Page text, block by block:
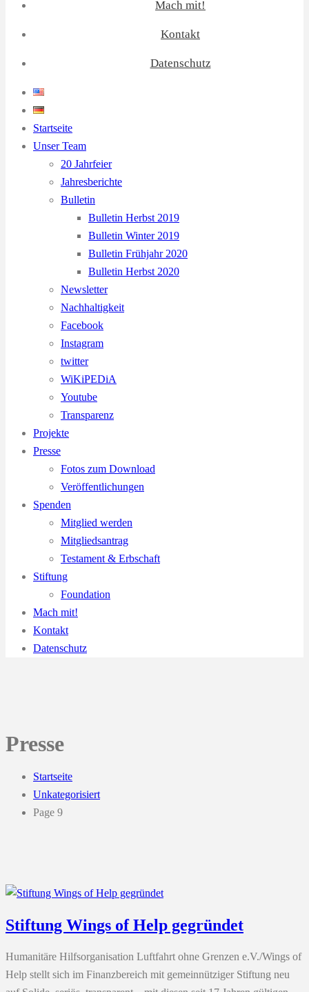
Mach mit!
Kontakt
Datenschutz
Startseite
Unser Team
20 Jahrfeier
Jahresberichte
Bulletin
Bulletin Herbst 2019
Bulletin Winter 2019
Bulletin Frühjahr 2020
Bulletin Herbst 2020
Newsletter
Nachhaltigkeit
Facebook
Instagram
twitter
WiKiPEDiA
Youtube
Transparenz
Projekte
Presse
Fotos zum Download
Veröffentlichungen
Spenden
Mitglied werden
Mitgliedsantrag
Testament & Erbschaft
Stiftung
Foundation
Mach mit!
Kontakt
Datenschutz
Presse
Startseite
Unkategorisiert
Page 9
Stiftung Wings of Help gegründet
Humanitäre Hilfsorganisation Luftfahrt ohne Grenzen e.V./Wings of
Help stellt sich im Finanzbereich mit gemeinnütziger Stiftung neu